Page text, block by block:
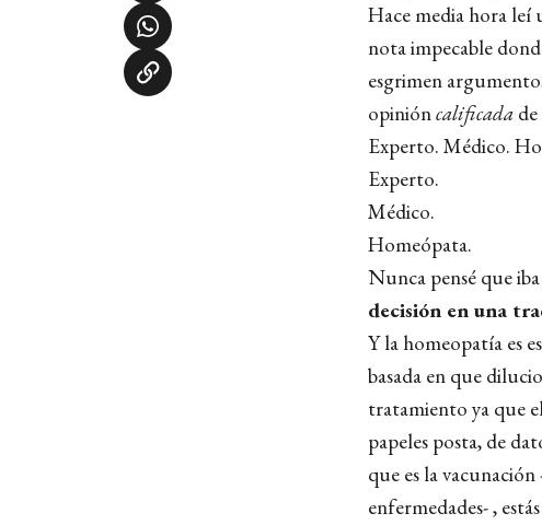
Hace media hora leí
nota impecable
esgrimen
opinióncalificada
Experto. Médico.
Experto.
Médico.
Homeópata.
Nunca pensé que
decisión en una
Y la homeopatía es
basada en que
tratamiento ya que
papeles posta, de
que es la
enfermedades- ,